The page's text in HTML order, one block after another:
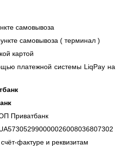
самовывоза
самовывоза ( терминал )
картой
платежной системы LiqPay на
Приватбанк
фактуре и реквизитам